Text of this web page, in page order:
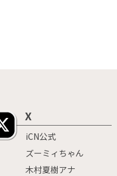
X
iCN公式
ズーミィちゃん
木村夏樹アナ